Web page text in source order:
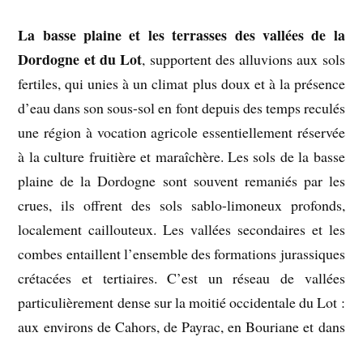
La basse plaine et les terrasses des vallées de la
Dordogne et du Lot, supportent des alluvions aux sols
fertiles, qui unies à un climat plus doux et à la présence
d’eau dans son sous-sol en font depuis des temps reculés
une région à vocation agricole essentiellement réservée
à la culture fruitière et maraîchère. Les sols de la basse
plaine de la Dordogne sont souvent remaniés par les
crues, ils offrent des sols sablo-limoneux profonds,
localement caillouteux. Les vallées secondaires et les
combes entaillent l’ensemble des formations jurassiques
crétacées et tertiaires. C’est un réseau de vallées
particulièrement dense sur la moitié occidentale du Lot :
aux environs de Cahors, de Payrac, en Bouriane et dans